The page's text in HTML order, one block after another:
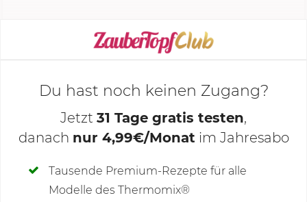
KOCHMODUS STARTEN
Deine Notizen
Du hast noch keinen Zugang?
Jetzt 31 Tage gratis testen,
danach nur 4,99€/Monat im Jahresabo
Tausende Premium-Rezepte für alle
Modelle des Thermomix®